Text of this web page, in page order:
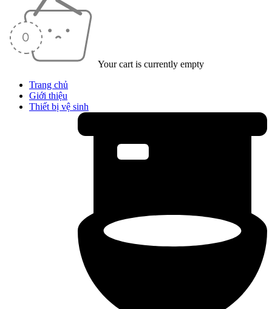
Your cart is currently empty
Trang chủ
Giới thiệu
Thiết bị vệ sinh